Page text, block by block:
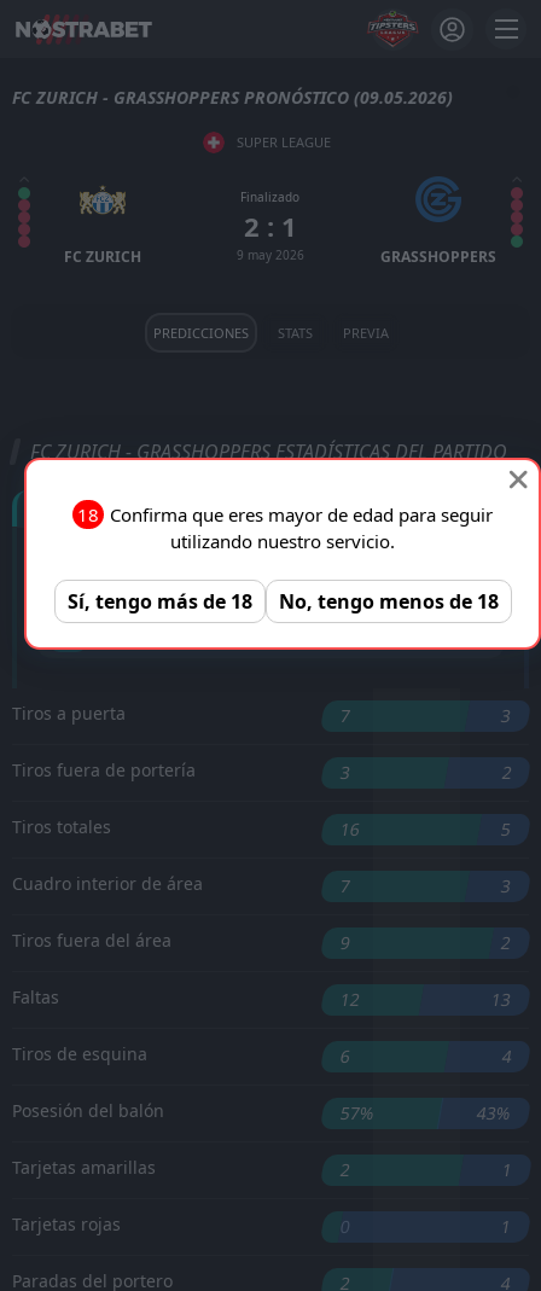
FC ZURICH - GRASSHOPPERS PRONÓSTICO (09.05.2026)
SUPER LEAGUE
FC ZURICH
Finalizado
2 : 1
9 may 2026 GRASSHOPPERS
PREDICCIONES STATS PREVIA
FC ZURICH - GRASSHOPPERS ESTADÍSTICAS DEL PARTIDO
Goles
'49 ︎ A. Hack
Tiros a puerta 7 3
Tiros fuera de portería 3 2
Tiros totales 16 5
Cuadro interior de área 7 3
Tiros fuera del área 9 2
Faltas 12 13
Tiros de esquina 6 4
Posesión del balón 57% 43%
Tarjetas amarillas 2 1
Tarjetas rojas 0 1
Paradas del portero 2 4
18 Confirma que eres mayor de edad para seguir
utilizando nuestro servicio.
Sí, tengo más de 18 No, tengo menos de 18